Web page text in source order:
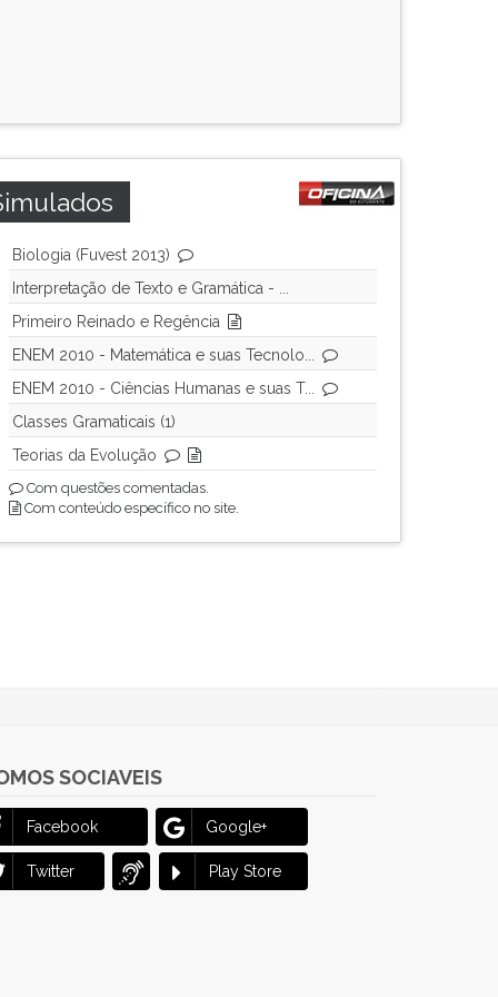
Biologia (Fuvest 2013)
Interpretação de Texto e Gramática - ...
Primeiro Reinado e Regência
ENEM 2010 - Matemática e suas Tecnolo...
ENEM 2010 - Ciências Humanas e suas T...
Classes Gramaticais (1)
Teorias da Evolução
Com questões comentadas.
Com conteúdo específico no site.
SOCIAVEIS
Facebook Google+
Twitter Play Store